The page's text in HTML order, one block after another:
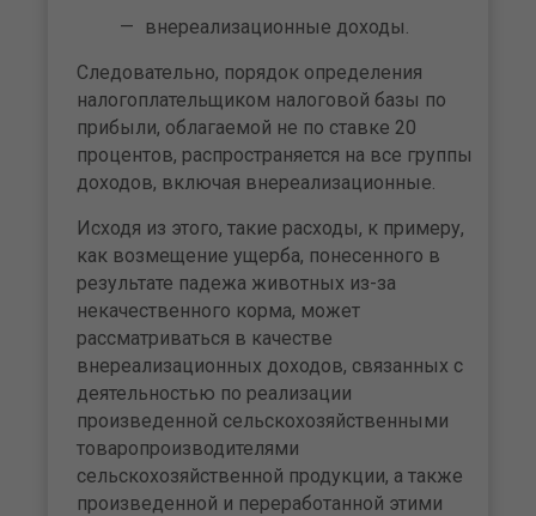
внереализационные доходы.
Следовательно, порядок определения
налогоплательщиком налоговой базы по
прибыли, облагаемой не по ставке 20
процентов, распространяется на все группы
доходов, включая внереализационные.
Исходя из этого, такие расходы, к примеру,
как возмещение ущерба, понесенного в
результате падежа животных из-за
некачественного корма, может
рассматриваться в качестве
внереализационных доходов, связанных с
деятельностью по реализации
произведенной сельскохозяйственными
товаропроизводителями
сельскохозяйственной продукции, а также
произведенной и переработанной этими